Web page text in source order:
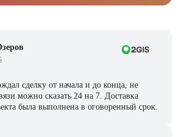
сделку от начала и до конца, не
можно сказать 24 на 7. Доставка
была выполнена в оговоренный срок.